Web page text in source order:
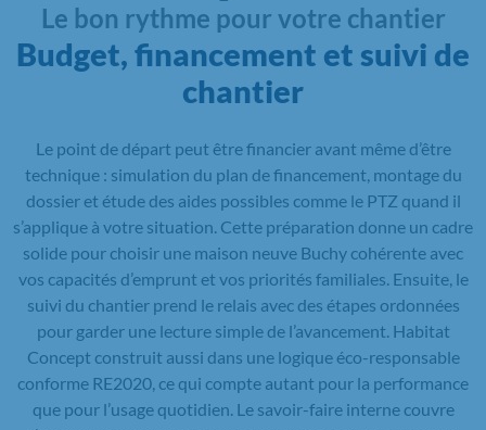
Le bon rythme pour votre chantier
Budget, financement et suivi de
chantier
Le point de départ peut être financier avant même d’être
technique : simulation du plan de financement, montage du
dossier et étude des aides possibles comme le PTZ quand il
s’applique à votre situation. Cette préparation donne un cadre
solide pour choisir une maison neuve Buchy cohérente avec
vos capacités d’emprunt et vos priorités familiales. Ensuite, le
suivi du chantier prend le relais avec des étapes ordonnées
pour garder une lecture simple de l’avancement. Habitat
Concept construit aussi dans une logique éco-responsable
conforme RE2020, ce qui compte autant pour la performance
que pour l’usage quotidien. Le savoir-faire interne couvre